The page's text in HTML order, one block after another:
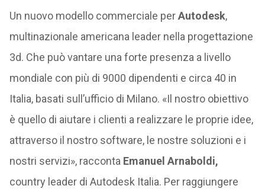
Un nuovo modello commerciale perAutodesk,
multinazionale americana leader nella progettazione
3d. Che può vantare una forte presenza a livello
mondiale con più di 9000 dipendenti e circa 40 in
Italia, basati sull’ufficio di Milano. «Il nostro obiettivo
è quello di aiutare i clienti a realizzare le proprie idee,
attraverso il nostro software, le nostre soluzioni e i
nostri servizi», racconta Emanuel Arnaboldi,
country leader di Autodesk Italia. Per raggiungere